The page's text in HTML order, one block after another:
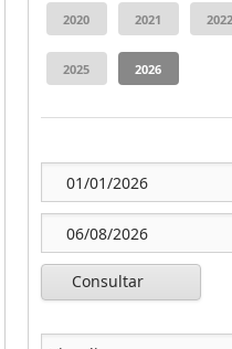
Consultar